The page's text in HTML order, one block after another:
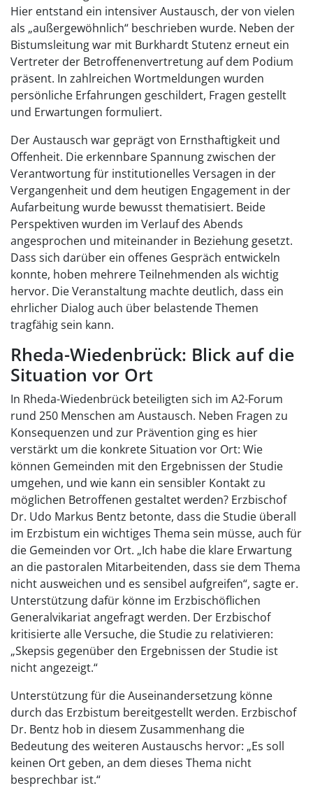
Hier entstand ein intensiver Austausch, der von vielen
als „außergewöhnlich“ beschrieben wurde. Neben der
Bistumsleitung war mit Burkhardt Stutenz erneut ein
Vertreter der Betroffenenvertretung auf dem Podium
präsent. In zahlreichen Wortmeldungen wurden
persönliche Erfahrungen geschildert, Fragen gestellt
und Erwartungen formuliert.
Der Austausch war geprägt von Ernsthaftigkeit und
Offenheit. Die erkennbare Spannung zwischen der
Verantwortung für institutionelles Versagen in der
Vergangenheit und dem heutigen Engagement in der
Aufarbeitung wurde bewusst thematisiert. Beide
Perspektiven wurden im Verlauf des Abends
angesprochen und miteinander in Beziehung gesetzt.
Dass sich darüber ein offenes Gespräch entwickeln
konnte, hoben mehrere Teilnehmenden als wichtig
hervor. Die Veranstaltung machte deutlich, dass ein
ehrlicher Dialog auch über belastende Themen
tragfähig sein kann.
Rheda-Wiedenbrück: Blick auf die
Situation vor Ort
In Rheda-Wiedenbrück beteiligten sich im A2-Forum
rund 250 Menschen am Austausch. Neben Fragen zu
Konsequenzen und zur Prävention ging es hier
verstärkt um die konkrete Situation vor Ort: Wie
können Gemeinden mit den Ergebnissen der Studie
umgehen, und wie kann ein sensibler Kontakt zu
möglichen Betroffenen gestaltet werden? Erzbischof
Dr. Udo Markus Bentz betonte, dass die Studie überall
im Erzbistum ein wichtiges Thema sein müsse, auch für
die Gemeinden vor Ort. „Ich habe die klare Erwartung
an die pastoralen Mitarbeitenden, dass sie dem Thema
nicht ausweichen und es sensibel aufgreifen“, sagte er.
Unterstützung dafür könne im Erzbischöflichen
Generalvikariat angefragt werden. Der Erzbischof
kritisierte alle Versuche, die Studie zu relativieren:
„Skepsis gegenüber den Ergebnissen der Studie ist
nicht angezeigt.“
Unterstützung für die Auseinandersetzung könne
durch das Erzbistum bereitgestellt werden. Erzbischof
Dr. Bentz hob in diesem Zusammenhang die
Bedeutung des weiteren Austauschs hervor: „Es soll
keinen Ort geben, an dem dieses Thema nicht
besprechbar ist.“